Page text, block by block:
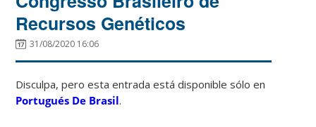
Recursos Genéticos
31/08/2020 16:06
Disculpa, pero esta entrada está disponible sólo en
Portugués De Brasil.